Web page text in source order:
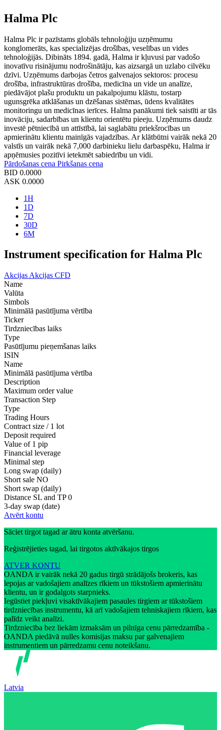
Halma Plc
Halma Plc ir pazīstams globāls tehnoloģiju uzņēmumu
konglomerāts, kas specializējas drošības, veselības un vides
tehnoloģijās. Dibināts 1894. gadā, Halma ir kļuvusi par vadošo
inovatīvu risinājumu nodrošinātāju, kas aizsargā un uzlabo cilvēku
dzīvi. Uzņēmums darbojas četros galvenajos sektoros: procesu
drošība, infrastruktūras drošība, medicīna un vide un analīze,
piedāvājot plašu produktu un pakalpojumu klāstu, tostarp
ugunsgrēka atklāšanas un dzēšanas sistēmas, ūdens kvalitātes
monitoringu un medicīnas ierīces. Halma panākumi tiek saistīti ar tās
inovāciju, sadarbības un klientu orientētu pieeju. Uzņēmums daudz
investē pētniecībā un attīstībā, lai saglabātu priekšrocības un
apmierinātu klientu mainīgās vajadzības. Ar klātbūtni vairāk nekā 20
valstīs un vairāk nekā 7,000 darbinieku lielu darbaspēku, Halma ir
apņēmusies pozitīvi ietekmēt sabiedrību un vidi.
Pārdošanas cena Pirkšanas cena
BID 0.0000
ASK 0.0000
1H
1D
7D
30D
6M
Instrument specification for Halma Plc
Akcijas Akcijas CFD
Name
Valūta
Simbols
Minimālā pasūtījuma vērtība
Ticker
Tirdzniecības laiks
Type
Pasūtījumu pieņemšanas laiks
ISIN
Name
Minimālā pasūtījuma vērtība
Description
Maximum order value
Transaction Step
Type
Trading Hours
Contract size / 1 lot
Deposit required
Value of 1 pip
Financial leverage
Minimal step
Long swap (daily)
Short sale NO
Short swap (daily)
Distance SL and TP 0
3-day swap (date)
Atvērt kontu
Sāciet tirgot tagad ar ātru konta atvēršanu.
Reģistrējieties tagad, lai tirgotos aktīvākajos tirgos
ATVER KONTU
OANDA ir vairāk nekā 20 gadus tirgū strādājošs brokeris, kas
lepojas ar vadošajiem analīzes rīkiem un tūkstošiem apmierinātu
klientu, un ir godalgots starpnieks.
Iegūstiet piekļuvi visaktīvākajiem pasaules tirgiem ar tūkstošiem
tirdzniecības instrumentu, kā arī vadošajiem tehniskajiem rīkiem, kas
palīdz veikt analīzi.
Tirdzniecība bez liekām izmaksām un pilnīga cenu pārredzamība -
OANDA piedāvā nulles komisijas maksu par galvenajiem
instrumentiem un pārredzamu cenu noteikšanu.
Latvia